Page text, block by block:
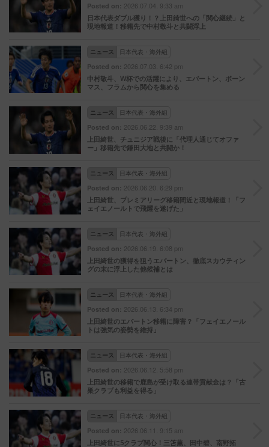
Posted on: 2026.07.04. 9:33 am
日本代表ダブル獲り！？上田綺世への「関心継続」と
現地報道！移籍先で中村敬斗と共闘浮上
ニュース 日本代表・海外組
Posted on: 2026.07.03. 6:42 pm
中村敬斗、W杯での活躍により、エバートン、ボーン
マス、フラムから関心を集める
ニュース 日本代表・海外組
Posted on: 2026.06.22. 9:39 am
上田綺世、チュニジア戦後に「代理人通じてオファ
ー」移籍先で鎌田大地と共闘か！
ニュース 日本代表・海外組
Posted on: 2026.06.20. 6:29 pm
上田綺世、プレミアリーグ移籍間近と現地報道！「フ
ェイエノールトで飛躍を遂げた」
ニュース 日本代表・海外組
Posted on: 2026.06.19. 6:08 pm
上田綺世の獲得を狙うエバートン、徹底スカウティン
グの末に浮上した他候補とは
ニュース 日本代表・海外組
Posted on: 2026.06.13. 6:34 pm
上田綺世のエバートン移籍に障害？「フェイエノール
トは強気の姿勢を維持」
ニュース 日本代表・海外組
Posted on: 2026.06.12. 5:58 pm
上田綺世の移籍で鹿島が受け取る連帯貢献金は？「古
巣クラブも利益を得る」
ニュース 日本代表・海外組
Posted on: 2026.06.11. 9:15 am
上田綺世に5クラブ関心！三笘薫、田中碧、南野拓